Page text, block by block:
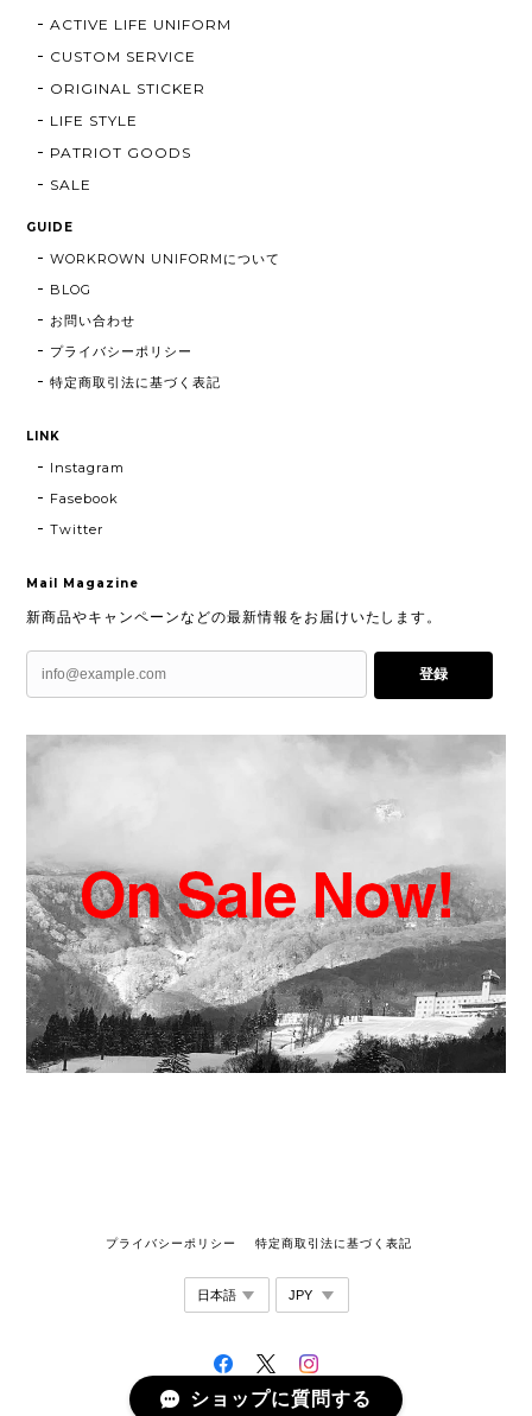
ACTIVE LIFE UNIFORM
CUSTOM SERVICE
ORIGINAL STICKER
LIFE STYLE
PATRIOT GOODS
SALE
GUIDE
WORKROWN UNIFORMについて
BLOG
お問い合わせ
プライバシーポリシー
特定商取引法に基づく表記
LINK
Instagram
Fasebook
Twitter
Mail Magazine
新商品やキャンペーンなどの最新情報をお届けいたします。
登録
プライバシーポリシー 特定商取引法に基づく表記
©WORKROWN UNIFORM
ショップに質問する